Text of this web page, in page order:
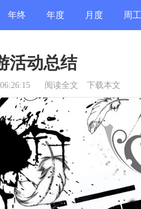
年终 年度 月度 周工
活动总结
阅读全文 下载本文